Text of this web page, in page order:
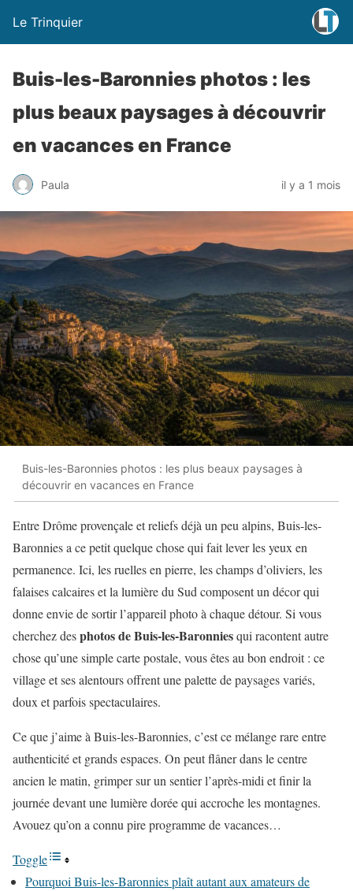
Le Trinquier
Buis-les-Baronnies photos : les
plus beaux paysages à découvrir
en vacances en France
Paula il y a 1 mois
Buis-les-Baronnies photos : les plus beaux paysages à
découvrir en vacances en France
Entre Drôme provençale et reliefs déjà un peu alpins, Buis-les-
Baronnies a ce petit quelque chose qui fait lever les yeux en
permanence. Ici, les ruelles en pierre, les champs d’oliviers, les
falaises calcaires et la lumière du Sud composent un décor qui
donne envie de sortir l’appareil photo à chaque détour. Si vous
cherchez desphotos de Buis-les-Baronniesqui racontent autre
chose qu’une simple carte postale, vous êtes au bon endroit : ce
village et ses alentours offrent une palette de paysages variés,
doux et parfois spectaculaires.
Ce que j’aime à Buis-les-Baronnies, c’est ce mélange rare entre
authenticité et grands espaces. On peut flâner dans le centre
ancien le matin, grimper sur un sentier l’après-midi et finir la
journée devant une lumière dorée qui accroche les montagnes.
Avouez qu’on a connu pire programme de vacances…
Toggle
Pourquoi Buis-les-Baronnies plaît autant aux amateurs de